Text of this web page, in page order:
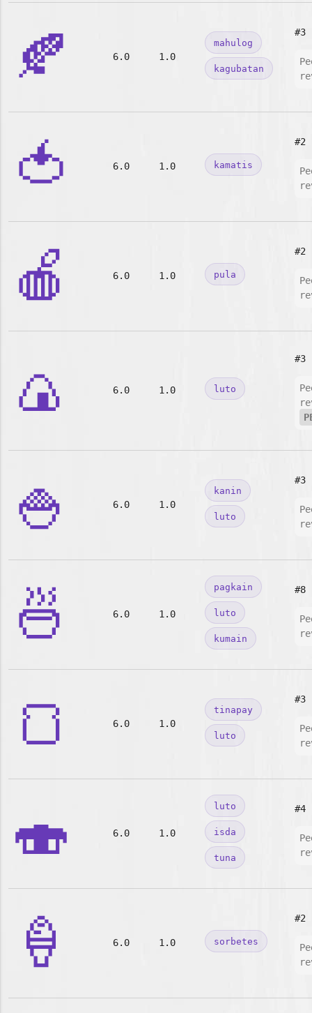
🍂 6.0 1.0
mahulog
kagubatan
#3
🍅 6.0 1.0 kamatis
#2
🍎 6.0 1.0 pula
#2
🍙 6.0 1.0 luto
#3
🍚 6.0 1.0
kanin
luto
#3
🍜 6.0 1.0
pagkain
luto
kumain
#8
🍞 6.0 1.0
tinapay
luto
#3
🍣 6.0 1.0
luto
isda
tuna
#4
🍦 6.0 1.0 sorbetes
#2